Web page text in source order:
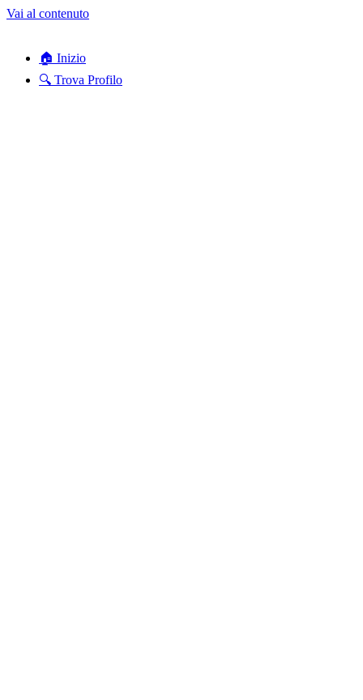
Vai al contenuto
🏠 Inizio
🔍 Trova Profilo